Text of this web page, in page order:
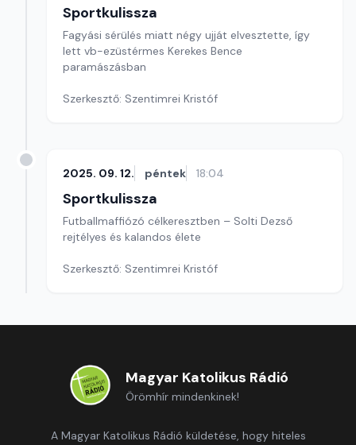
Sportkulissza
Fagyási sérülés miatt négy ujját elvesztette, így
lett vb-ezüstérmes Kerekes Bence
paramászásban
Szerkesztő: Szentimrei Kristóf
2025. 09. 12. péntek 18:04
Sportkulissza
Futballmaffiózó célkeresztben – Solti Dezső
rejtélyes és kalandos élete
Szerkesztő: Szentimrei Kristóf
Magyar Katolikus Rádió
Örömhír mindenkinek!
A Magyar Katolikus Rádió küldetése, hogy hiteles